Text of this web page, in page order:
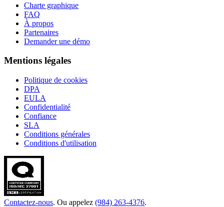
Charte graphique
FAQ
À propos
Partenaires
Demander une démo
Mentions légales
Politique de cookies
DPA
EULA
Confidentialité
Confiance
SLA
Conditions générales
Conditions d'utilisation
Contactez-nous. Ou appelez (984) 263-4376.